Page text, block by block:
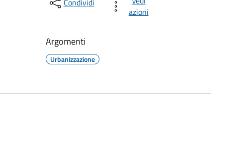
Condividi
azioni
Argomenti
Urbanizzazione